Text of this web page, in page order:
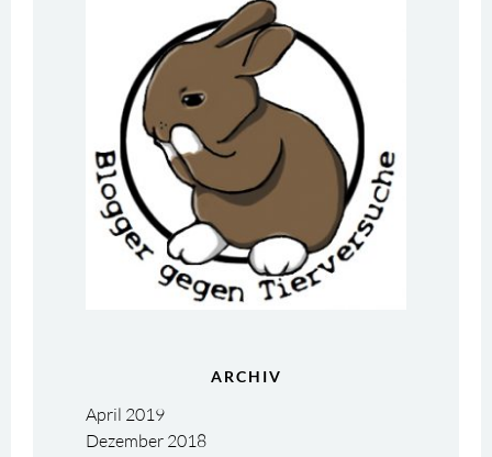
ARCHIV
April 2019
Dezember 2018